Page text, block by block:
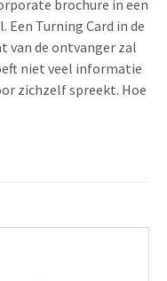
brochure in een
Een Turning Card in de
van de ontvanger zal
niet veel informatie
zichzelf spreekt. Hoe